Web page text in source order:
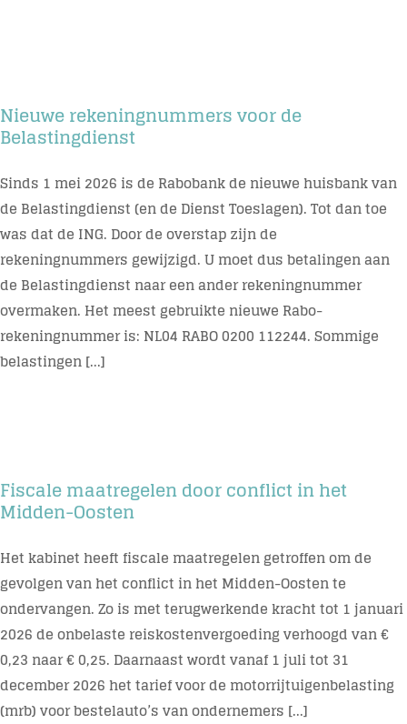
Nieuwe rekeningnummers voor de
Belastingdienst
Sinds 1 mei 2026 is de Rabobank de nieuwe huisbank van
de Belastingdienst (en de Dienst Toeslagen). Tot dan toe
was dat de ING. Door de overstap zijn de
rekeningnummers gewijzigd. U moet dus betalingen aan
de Belastingdienst naar een ander rekeningnummer
overmaken. Het meest gebruikte nieuwe Rabo-
rekeningnummer is: NL04 RABO 0200 112244. Sommige
belastingen [...]
Fiscale maatregelen door conflict in het
Midden-Oosten
Het kabinet heeft fiscale maatregelen getroffen om de
gevolgen van het conflict in het Midden-Oosten te
ondervangen. Zo is met terugwerkende kracht tot 1 januari
2026 de onbelaste reiskostenvergoeding verhoogd van €
0,23 naar € 0,25. Daarnaast wordt vanaf 1 juli tot 31
december 2026 het tarief voor de motorrijtuigenbelasting
(mrb) voor bestelauto’s van ondernemers [...]